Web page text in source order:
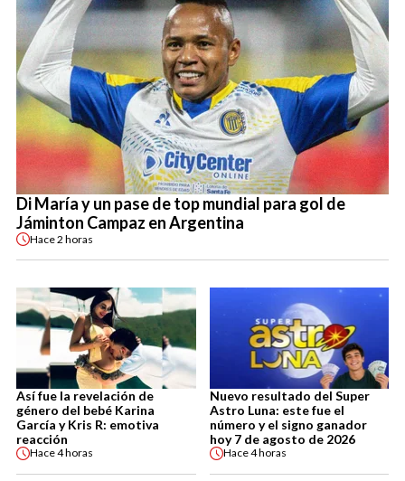
Di María y un pase de top mundial para gol de
Jáminton Campaz en Argentina
Hace2 horas
Así fue la revelación de
género del bebé Karina
García y Kris R: emotiva
reacción
Hace4 horas
Nuevo resultado del Super
Astro Luna: este fue el
número y el signo ganador
hoy 7 de agosto de 2026
Hace4 horas